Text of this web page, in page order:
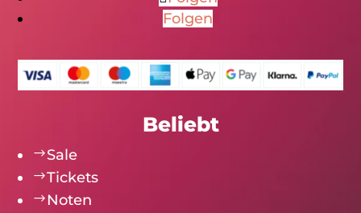
Folgen
Beliebt
$Sale
$Tickets
$ Noten